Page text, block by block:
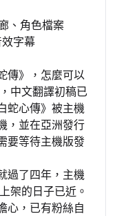
、角色檔案
字幕
傳》，怎麼可以
中文翻譯初稿已
蛇心傳》被主機
，並在亞洲發行
要等待主機版發
過了四年，主機
架的日子已近。
心，已有粉絲自